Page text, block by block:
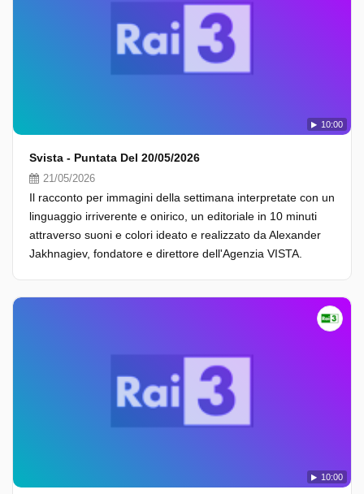
10:00
Svista - Puntata Del 20/05/2026
21/05/2026
Il racconto per immagini della settimana interpretate con un
linguaggio irriverente e onirico, un editoriale in 10 minuti
attraverso suoni e colori ideato e realizzato da Alexander
Jakhnagiev, fondatore e direttore dell'Agenzia VISTA.
10:00